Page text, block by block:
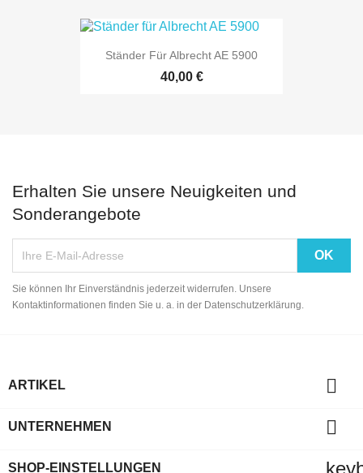
Ständer Für Albrecht AE 5900
40,00 €
Erhalten Sie unsere Neuigkeiten und
Sonderangebote
Sie können Ihr Einverständnis jederzeit widerrufen. Unsere
Kontaktinformationen finden Sie u. a. in der Datenschutzerklärung.
ARTIKEL 
UNTERNEHMEN 
SHOP-EINSTELLUNGEN